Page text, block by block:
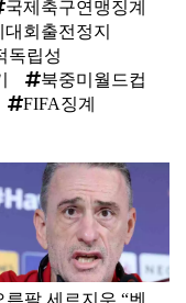
국제축구연맹징계
대회출전정지
독립성
북중미월드컵
FIFA징계
른팔 세르지우 “벤